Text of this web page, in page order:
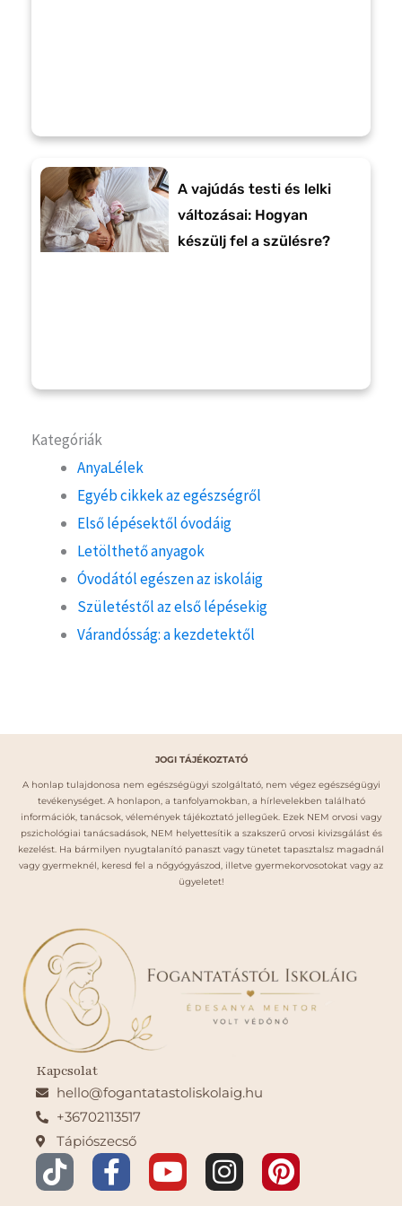
A vajúdás testi és lelki
változásai: Hogyan
készülj fel a szülésre?
Kategóriák
AnyaLélek
Egyéb cikkek az egészségről
Első lépésektől óvodáig
Letölthető anyagok
Óvodától egészen az iskoláig
Születéstől az első lépésekig
Várandósság: a kezdetektől
JOGI TÁJÉKOZTATÓ
A honlap tulajdonosa nem egészségügyi szolgáltató, nem végez egészségügyi
tevékenységet. A honlapon, a tanfolyamokban, a hírlevelekben található
információk, tanácsok, vélemények tájékoztató jellegűek. Ezek NEM orvosi vagy
pszichológiai tanácsadások, NEM helyettesítik a szakszerű orvosi kivizsgálást és
kezelést. Ha bármilyen nyugtalanító panaszt vagy tünetet tapasztalsz magadnál
vagy gyermeknél, keresd fel a nőgyógyászod, illetve gyermekorvosotokat vagy az
ügyeletet!
Kapcsolat
hello@fogantatastoliskolaig.hu
+36702113517
Tápiószecső
T
i
F
a
Y
o
I
n
P
i